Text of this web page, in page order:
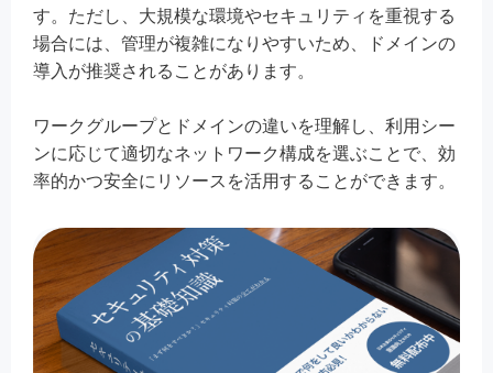
す。ただし、大規模な環境やセキュリティを重視する
場合には、管理が複雑になりやすいため、ドメインの
導入が推奨されることがあります。
ワークグループとドメインの違いを理解し、利用シー
ンに応じて適切なネットワーク構成を選ぶことで、効
率的かつ安全にリソースを活用することができます。